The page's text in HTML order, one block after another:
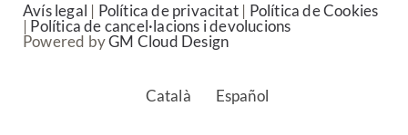
Avís legal | Política de privacitat | Política de Cookies
| Política de cancel·lacions i devolucions
Powered byGM Cloud Design
Català Español